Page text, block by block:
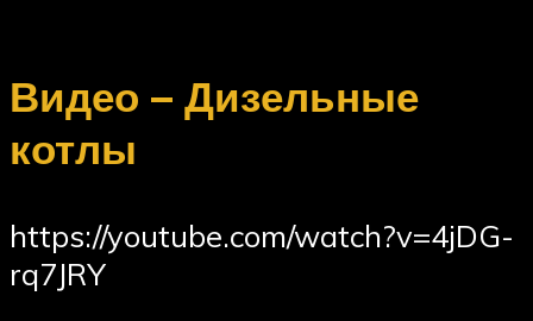
Видео – Дизельные
котлы
https://youtube.com/watch?v=4jDG-
rq7JRY